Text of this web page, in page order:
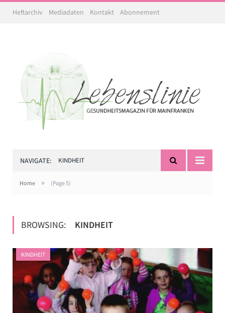
Heftarchiv Mediadaten Kontakt Abonnement
NAVIGATE: KINDHEIT
Home » (Page 5)
BROWSING: KINDHEIT
KINDHEIT